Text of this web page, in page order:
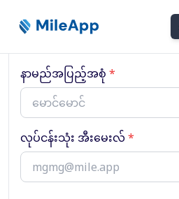
နာမည်အပြည့်အစုံ *
လုပ်ငန်းသုံး အီးမေးလ်*